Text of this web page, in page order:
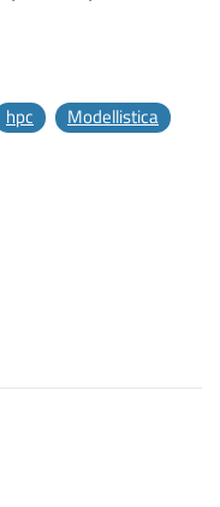
hpc Modellistica